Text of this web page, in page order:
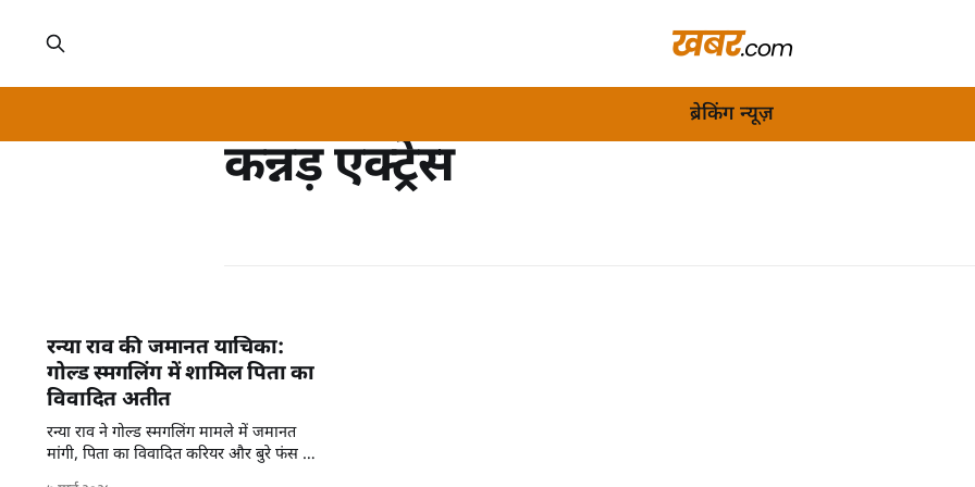
ब्रेकिंग न्यूज़
कन्नड़ एक्ट्रेस
रन्या राव की जमानत याचिका:
गोल्ड स्मगलिंग में शामिल पिता का
विवादित अतीत
रन्या राव ने गोल्ड स्मगलिंग मामले में जमानत
मांगी, पिता का विवादित करियर और बुरे फंस के
बारे में जानते हैं।